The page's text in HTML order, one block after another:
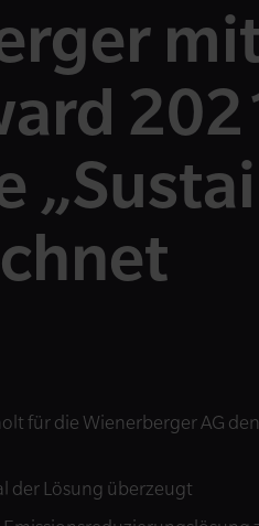
für die Wienerberger AG
der Lösung überzeugt